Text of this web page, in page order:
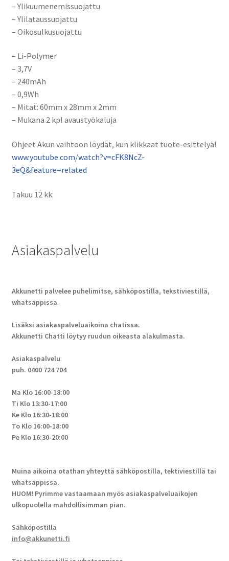
– Ylikuumenemissuojattu
– Ylilataussuojattu
– Oikosulkusuojattu
– Li-Polymer
– 3,7V
– 240mAh
– 0,9Wh
– Mitat: 60mm x 28mm x 2mm
– Mukana 2 kpl avaustyökaluja
Ohjeet Akun vaihtoon löydät, kun klikkaat tuote-esittelyä!
www.youtube.com/watch?v=cFK8NcZ-
3eQ&feature=related
Takuu 12 kk.
Asiakaspalvelu
Akkunetti palvelee puhelimitse, sähköpostilla, tekstiviestillä,
whatsappissa.
Lisäksi asiakaspalveluaikoina chatissa.
Akkunetti Chatti löytyy ruudun oikeasta alakulmasta.
Asiakaspalvelu:
puh. 0400 724 704
Ma Klo 16:00-18:00
Ti Klo 13:30-17:00
Ke Klo 16:30-18:00
To Klo 16:00-18:00
Pe Klo 16:30-20:00
Muina aikoina otathan yhteyttä sähköpostilla, tektiviestillä tai
whatsappissa.
HUOM! Pyrimme vastaamaan myös asiakaspalveluaikojen
ulkopuolella mahdollisimman pian.
Sähköpostilla
info@akkunetti.fi